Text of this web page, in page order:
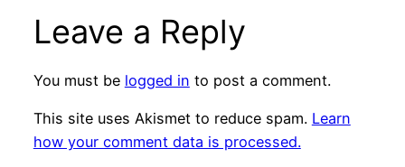
Leave a Reply
You must be logged in to post a comment.
This site uses Akismet to reduce spam. Learn
how your comment data is processed.